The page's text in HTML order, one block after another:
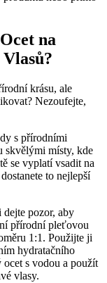
na
krásu,⁣ ale
Nezoufejte,
s přírodními
skvělými místy,‍ kde
se vyplatí vsadit na
to nejlepší
pozor, aby
přírodní pleťovou
1:1. Použijte ji
hydratačního
s vodou ‌a použít
vlasy.